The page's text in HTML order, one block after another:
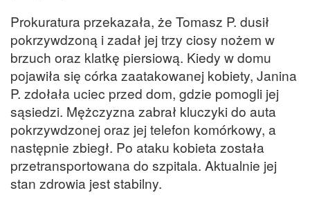
Prokuratura przekazała, że Tomasz P. dusił
pokrzywdzoną i zadał jej trzy ciosy nożem w
brzuch oraz klatkę piersiową. Kiedy w domu
pojawiła się córka zaatakowanej kobiety, Janina
P. zdołała uciec przed dom, gdzie pomogli jej
sąsiedzi. Mężczyzna zabrał kluczyki do auta
pokrzywdzonej oraz jej telefon komórkowy, a
następnie zbiegł. Po ataku kobieta została
przetransportowana do szpitala. Aktualnie jej
stan zdrowia jest stabilny.